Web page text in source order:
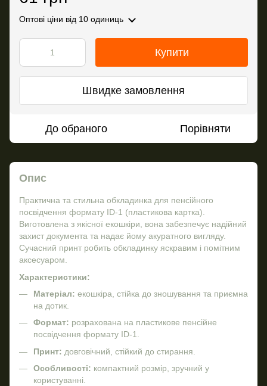
Оптові ціни від 10 одиниць
Купити
Швидке замовлення
До обраного Порівняти
Опис
Практична та стильна обкладинка для пенсійного
посвідчення формату ID-1 (пластикова картка).
Виготовлена з якісної екошкіри, вона забезпечує надійний
захист документа та надає йому акуратного вигляду.
Сучасний принт робить обкладинку яскравим і помітним
аксесуаром.
Характеристики:
Матеріал: екошкіра, стійка до зношування та приємна
на дотик.
Формат: розрахована на пластикове пенсійне
посвідчення формату ID-1.
Принт: довговічний, стійкий до стирання.
Особливості: компактний розмір, зручний у
користуванні.